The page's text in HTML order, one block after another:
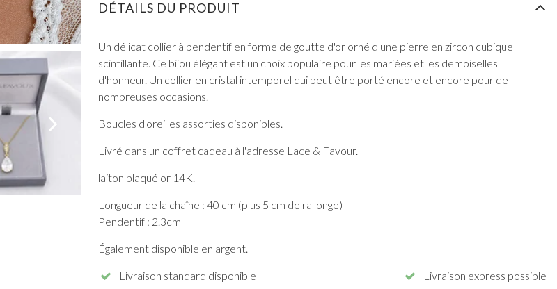
TOUT VOIR DE BAL DE PROMO
DÉTAILS DU PRODUIT
Un délicat collier à pendentif en forme de goutte d'or orné d'une pierre en zircon cubique
scintillante. Ce bijou élégant est un choix populaire pour les mariées et les demoiselles
d'honneur. Un collier en cristal intemporel qui peut être porté encore et encore pour de
nombreuses occasions.
Boucles d'oreilles assorties disponibles.
Livré dans un coffret cadeau à l'adresse Lace & Favour.
laiton plaqué or 14K.
Longueur de la chaîne : 40 cm (plus 5 cm de rallonge)
Pendentif : 2.3cm
Également disponible en argent.
Livraison standard disponible Livraison express possible